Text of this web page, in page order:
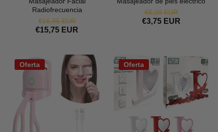
Radiofrecuencia
€16,95 EUR
€15,75 EUR
€5,20 EUR
€3,75 EUR
Oferta Oferta